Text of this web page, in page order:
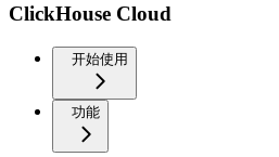
ClickHouse Cloud
开始使用
功能